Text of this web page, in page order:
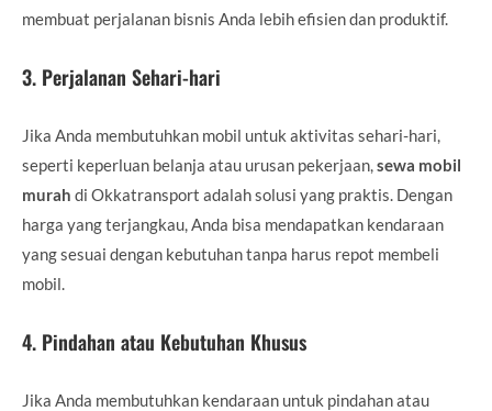
membuat perjalanan bisnis Anda lebih efisien dan produktif.
3. Perjalanan Sehari-hari
Jika Anda membutuhkan mobil untuk aktivitas sehari-hari,
seperti keperluan belanja atau urusan pekerjaan, sewa mobil
murah di Okkatransport adalah solusi yang praktis. Dengan
harga yang terjangkau, Anda bisa mendapatkan kendaraan
yang sesuai dengan kebutuhan tanpa harus repot membeli
mobil.
4. Pindahan atau Kebutuhan Khusus
Jika Anda membutuhkan kendaraan untuk pindahan atau